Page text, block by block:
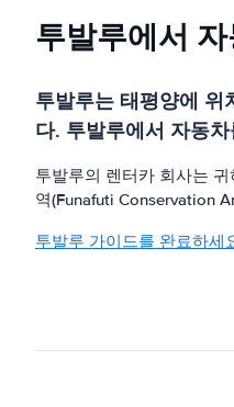
투발루에서
투발루는 태평양에
다. 투발루에서 자동
투발루의 렌터카 회사는
역(Funafuti Conservation
투발루 가이드를 완료하세